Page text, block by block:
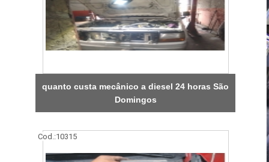
quanto custa mecânico a diesel 24 horas São
Domingos
Cod.:10315